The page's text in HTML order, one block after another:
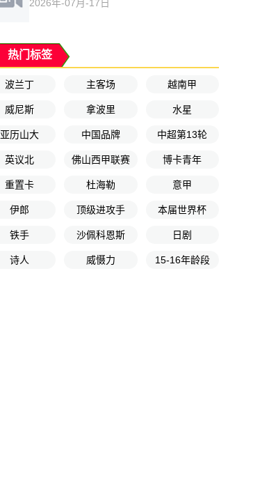
2026年-07月-17日
热门标签
波兰丁 主客场 越南甲
威尼斯 拿波里 水星
亚历山大 中国品牌 中超第13轮
英议北 佛山西甲联赛 博卡青年
重置卡 杜海勒 意甲
伊郎 顶级进攻手 本届世界杯
铁手 沙佩科恩斯 日剧
诗人 威慑力 15-16年龄段